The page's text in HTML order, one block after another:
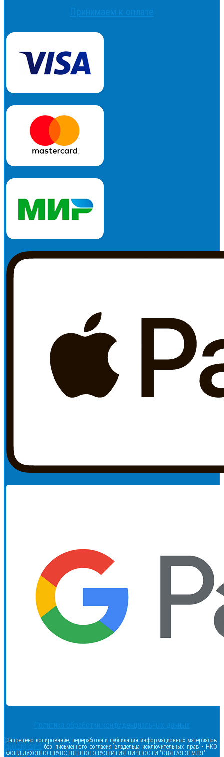
Принимаем к оплате
Политика обработки конфиденциальных данных
Запрещено копирование, переработка и публикация информационных материалов
данного сайта без письменного согласия владельца исключительных прав - НКО
ФОНД ДУХОВНО-НРАВСТВЕННОГО РАЗВИТИЯ ЛИЧНОСТИ "СВЯТАЯ ЗЕМЛЯ"